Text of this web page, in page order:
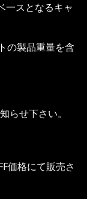
一スとなるキャ
の製品重量を含
らせ下さい。
価格にて販売さ